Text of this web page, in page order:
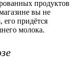
продуктов
вы не
его придётся
молока.